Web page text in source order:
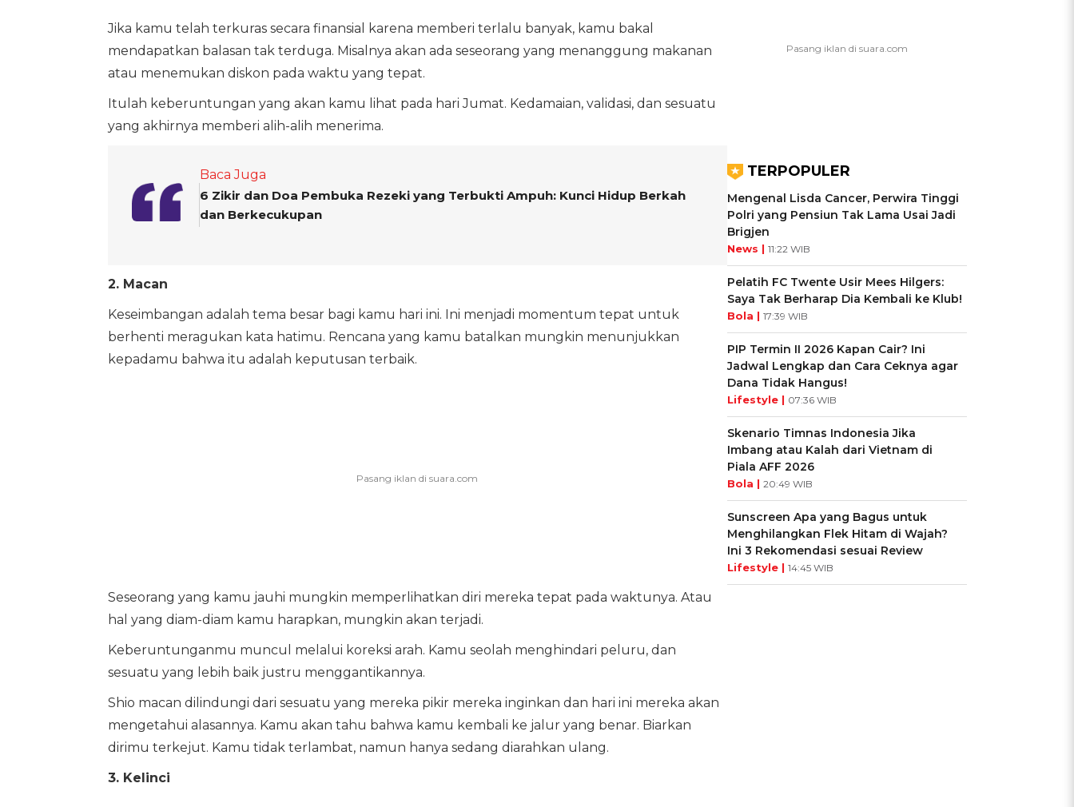
Jika kamu telah terkuras secara finansial karena memberi terlalu banyak, kamu bakal
mendapatkan balasan tak terduga. Misalnya akan ada seseorang yang menanggung makanan
atau menemukan diskon pada waktu yang tepat.
Itulah keberuntungan yang akan kamu lihat pada hari Jumat. Kedamaian, validasi, dan sesuatu
yang akhirnya memberi alih-alih menerima.
Baca Juga
6 Zikir dan Doa Pembuka Rezeki yang Terbukti Ampuh: Kunci Hidup Berkah
dan Berkecukupan
2. Macan
Keseimbangan adalah tema besar bagi kamu hari ini. Ini menjadi momentum tepat untuk
berhenti meragukan kata hatimu. Rencana yang kamu batalkan mungkin menunjukkan
kepadamu bahwa itu adalah keputusan terbaik.
Seseorang yang kamu jauhi mungkin memperlihatkan diri mereka tepat pada waktunya. Atau
hal yang diam-diam kamu harapkan, mungkin akan terjadi.
Keberuntunganmu muncul melalui koreksi arah. Kamu seolah menghindari peluru, dan
sesuatu yang lebih baik justru menggantikannya.
Shio macan dilindungi dari sesuatu yang mereka pikir mereka inginkan dan hari ini mereka akan
mengetahui alasannya. Kamu akan tahu bahwa kamu kembali ke jalur yang benar. Biarkan
dirimu terkejut. Kamu tidak terlambat, namun hanya sedang diarahkan ulang.
3. Kelinci
TERPOPULER
Mengenal Lisda Cancer, Perwira Tinggi
Polri yang Pensiun Tak Lama Usai Jadi
Brigjen
News | 11:22 WIB
Pelatih FC Twente Usir Mees Hilgers:
Saya Tak Berharap Dia Kembali ke Klub!
Bola | 17:39 WIB
PIP Termin II 2026 Kapan Cair? Ini
Jadwal Lengkap dan Cara Ceknya agar
Dana Tidak Hangus!
Lifestyle | 07:36 WIB
Skenario Timnas Indonesia Jika
Imbang atau Kalah dari Vietnam di
Piala AFF 2026
Bola | 20:49 WIB
Sunscreen Apa yang Bagus untuk
Menghilangkan Flek Hitam di Wajah?
Ini 3 Rekomendasi sesuai Review
Lifestyle | 14:45 WIB